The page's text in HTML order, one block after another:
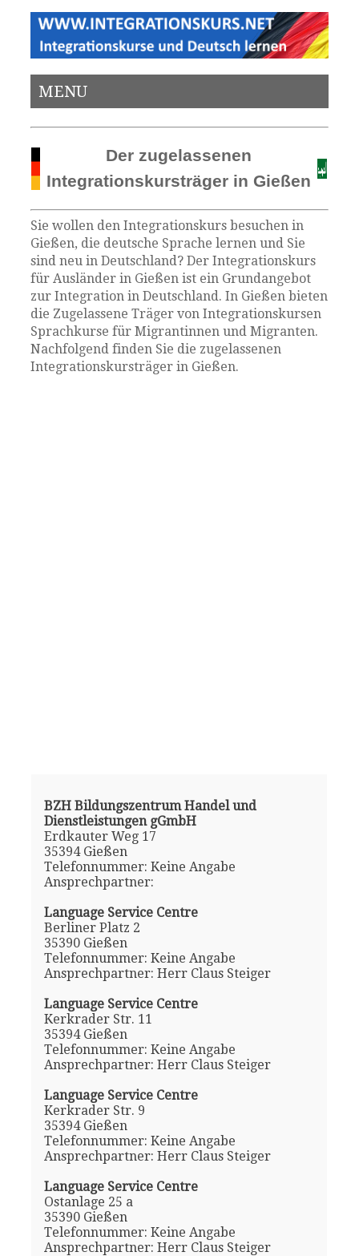
MENU
Der zugelassenen
Integrationskursträger in Gießen
Sie wollen den Integrationskurs besuchen in
Gießen, die deutsche Sprache lernen und Sie
sind neu in Deutschland? Der Integrationskurs
für Ausländer in Gießen ist ein Grundangebot
zur Integration in Deutschland. In Gießen bieten
die Zugelassene Träger von Integrationskursen
Sprachkurse für Migrantinnen und Migranten.
Nachfolgend finden Sie die zugelassenen
Integrationskursträger in Gießen.
BZH Bildungszentrum Handel und
Dienstleistungen gGmbH
Erdkauter Weg 17
35394 Gießen
Telefonnummer: Keine Angabe
Ansprechpartner:
Language Service Centre
Berliner Platz 2
35390 Gießen
Telefonnummer: Keine Angabe
Ansprechpartner: Herr Claus Steiger
Language Service Centre
Kerkrader Str. 11
35394 Gießen
Telefonnummer: Keine Angabe
Ansprechpartner: Herr Claus Steiger
Language Service Centre
Kerkrader Str. 9
35394 Gießen
Telefonnummer: Keine Angabe
Ansprechpartner: Herr Claus Steiger
Language Service Centre
Ostanlage 25 a
35390 Gießen
Telefonnummer: Keine Angabe
Ansprechpartner: Herr Claus Steiger